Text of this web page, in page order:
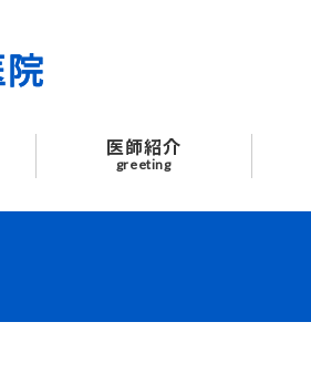
医師紹介
greeting